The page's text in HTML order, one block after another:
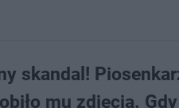
skandal!
mu zdjęcia.